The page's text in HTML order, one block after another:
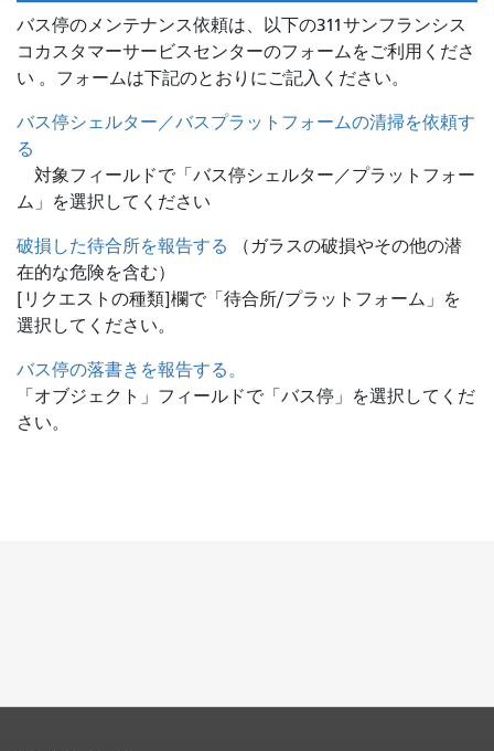
バス停のメンテナンス依頼は、 以下の311サンフランシス
コカスタマーサービスセンターのフォームをご利用くださ
い 。フォームは下記のとおりにご記入ください。
バス停シェルター／バスプラットフォームの清掃を依頼す
る
対象フィールドで「バス停シェルター／プラットフォー
ム」を選択してください
破損した待合所を報告する
（ガラスの破損やその他の潜
在的な危険を含む）
[リクエストの種類]欄で「待合所/プラットフォーム」を
選択してください。
バス停の落書きを報告する。
「オブジェクト」フィールドで「バス停」を選択してくだ
さい。